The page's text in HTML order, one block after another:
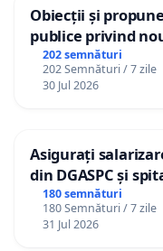
Obiecții și
publice privind
(PUG) Ialoveni
202 semnături
202 Semnături / 7 zile
30 Jul 2026
Asigurați
din DGASPC și
180 semnături
180 Semnături / 7 zile
31 Jul 2026